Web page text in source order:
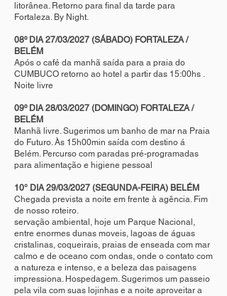
litorânea. Retorno para final da tarde para
Fortaleza. By Night.
08º DIA 27/03/2027 (SÁBADO) FORTALEZA /
BELÉM
Após o café da manhã saída para a praia do
CUMBUCO retorno ao hotel a partir das 15:00hs .
Noite livre
09º DIA 28/03/2027 (DOMINGO) FORTALEZA /
BELÉM
Manhã livre. Sugerimos um banho de mar na Praia
do Futuro. Às 15h00min saída com destino á
Belém. Percurso com paradas pré-programadas
para alimentação e higiene pessoal
10° DIA 29/03/2027 (SEGUNDA-FEIRA) BELÉM
Chegada prevista a noite em frente à agência. Fim
de nosso roteiro.
servação ambiental, hoje um Parque Nacional,
entre enormes dunas moveis, lagoas de águas
cristalinas, coqueirais, praias de enseada com mar
calmo e de oceano com ondas, onde o contato com
a natureza e intenso, e a beleza das paisagens
impressiona. Hospedagem. Sugerimos um passeio
pela vila com suas lojinhas e a noite aproveitar a